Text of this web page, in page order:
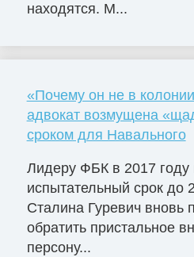
находятся. М...
«Почему он не в
адвокат возмущена
сроком для Навального
Лидеру ФБК в 2017 году
испытательный срок до
Сталина Гуревич вновь
обратить пристальное
персону...